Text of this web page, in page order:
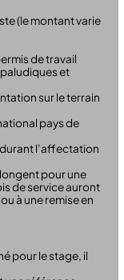
(le montant varie
de travail
et
sur le terrain
pays de
l’affectation
pour une
de service auront
à une remise en
pour le stage, il